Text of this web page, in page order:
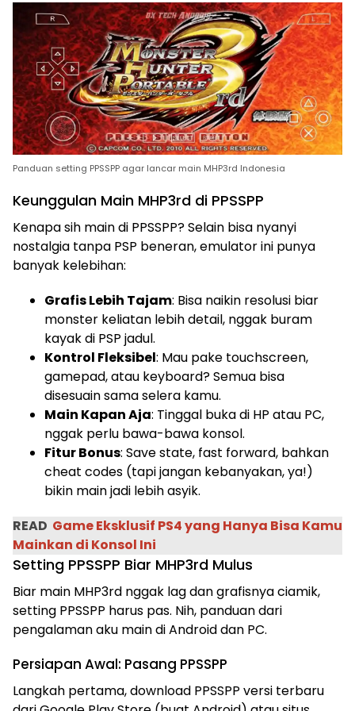
Panduan setting PPSSPP agar lancar main MHP3rd Indonesia
Keunggulan Main MHP3rd di PPSSPP
Kenapa sih main di PPSSPP? Selain bisa nyanyi
nostalgia tanpa PSP beneran, emulator ini punya
banyak kelebihan:
Grafis Lebih Tajam: Bisa naikin resolusi biar
monster keliatan lebih detail, nggak buram
kayak di PSP jadul.
Kontrol Fleksibel: Mau pake touchscreen,
gamepad, atau keyboard? Semua bisa
disesuain sama selera kamu.
Main Kapan Aja: Tinggal buka di HP atau PC,
nggak perlu bawa-bawa konsol.
Fitur Bonus: Save state, fast forward, bahkan
cheat codes (tapi jangan kebanyakan, ya!)
bikin main jadi lebih asyik.
READ Game Eksklusif PS4 yang Hanya Bisa Kamu
Mainkan di Konsol Ini
Setting PPSSPP Biar MHP3rd Mulus
Biar main MHP3rd nggak lag dan grafisnya ciamik,
setting PPSSPP harus pas. Nih, panduan dari
pengalaman aku main di Android dan PC.
Persiapan Awal: Pasang PPSSPP
Langkah pertama, download PPSSPP versi terbaru